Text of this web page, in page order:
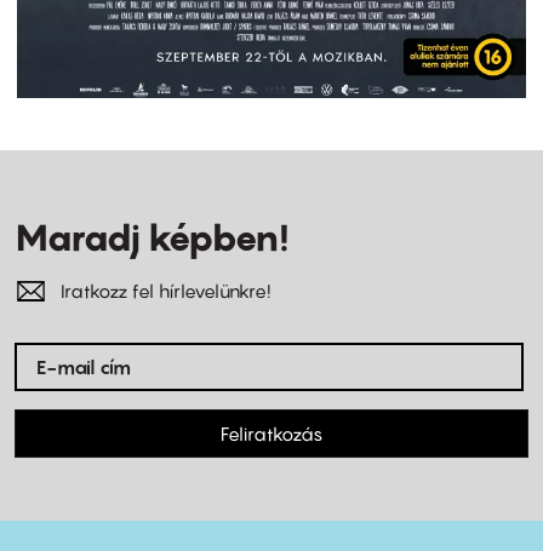
Maradj képben!
Iratkozz fel hírlevelünkre!
Feliratkozás